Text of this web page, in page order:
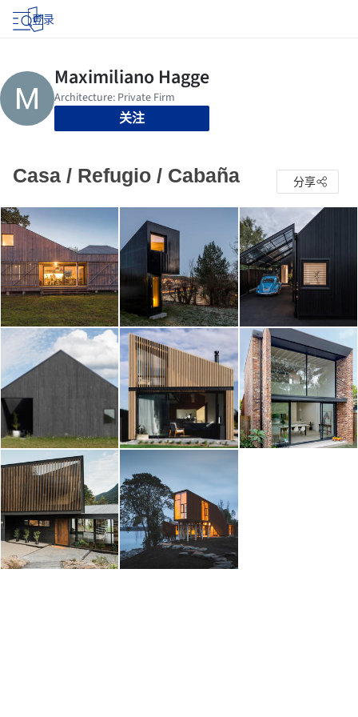
登录
关注
Casa / Refugio / Cabaña 分享